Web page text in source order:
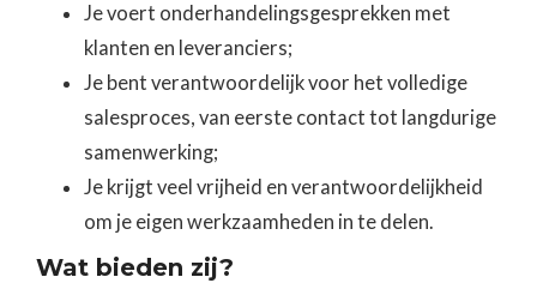
Je voert onderhandelingsgesprekken met
klanten en leveranciers;
Je bent verantwoordelijk voor het volledige
salesproces, van eerste contact tot langdurige
samenwerking;
Je krijgt veel vrijheid en verantwoordelijkheid
om je eigen werkzaamheden in te delen.
Wat bieden zij?